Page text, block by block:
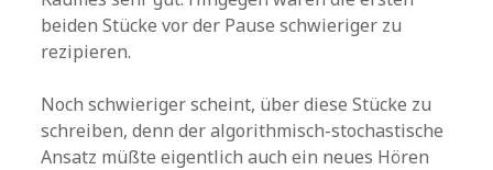
beiden Stücke vor der Pause schwieriger zu
rezipieren.
Noch schwieriger scheint, über diese Stücke zu
schreiben, denn der algorithmisch-stochastische
Ansatz müßte eigentlich auch ein neues Hören